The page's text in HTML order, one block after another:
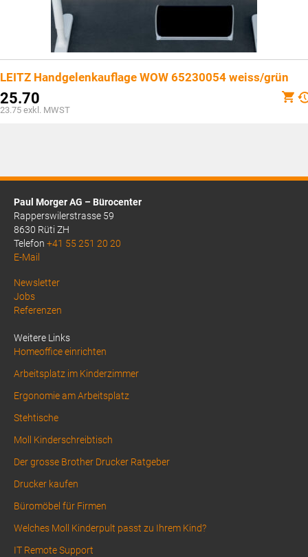
LEITZ Handgelenkauflage WOW 65230054 weiss/grün
25.70
23.75 exkl. MWST
Paul Morger AG – Bürocenter
Rapperswilerstrasse 59
8630 Rüti ZH
Telefon +41 55 251 20 20
E-Mail
Above
Footer
Newsletter
Jobs
Referenzen
Weitere Links
Homeoffice einrichten
Arbeitsplatz im Kinderzimmer
Ergonomie am Arbeitsplatz
Stehtische
Moll Kinderschreibtisch
Der grosse Brother Drucker Ratgeber
Drucker kaufen
Büromöbel für Firmen
Welches Moll Kinderpult passt zu Ihrem Kind?
IT Remote Support